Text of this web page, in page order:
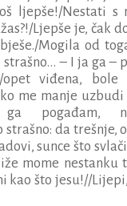
ljepše!/Nestati s
Ljepše je, čak
Mogila od
– I ja ga –
opet viđena,
me manje
pogađam,
strašno: da trešnje,
sunce što
mome nestanku
kao što jesu!//